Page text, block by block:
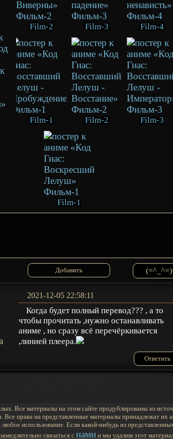
Film-2 Film-3 Film-4
Film-1 Film-2 Film-3
Film-1
2021-12-05 22:58:11
Когда будет полный перевод??? , а то
чтобы прочитать ,нужно останавливать
аниме , но сразу всё перечёркивается
,линией плеера.
Ответить
Все материалы на этом сайте продублированы из
Все права на представленные материалы принадлежат их
использование. Если какой-нибудь из
связаться снамии мы удалим этот